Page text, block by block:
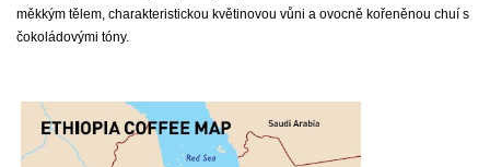
měkkým tělem, charakteristickou květinovou vůni a ovocně kořeněnou chuí s
čokoládovými tóny.